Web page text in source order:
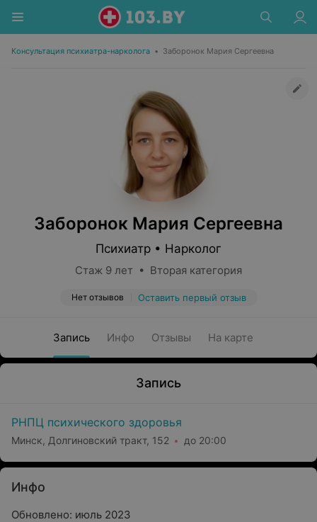
Консультация психиатра-нарколога • Заборонок Мария Сергеевна
Заборонок Мария Сергеевна
Психиатр • Нарколог
Стаж 9 лет • Вторая категория
Нет отзывов Оставить первый отзыв
Запись Инфо Отзывы На карте
Запись
РНПЦ психического здоровья
Минск, Долгиновский тракт, 152 до 20:00
Инфо
Обновлено: июль 2023